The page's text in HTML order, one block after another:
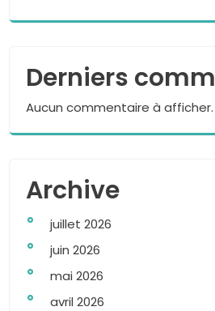
Derniers
Aucun commentaire à afficher.
Archive
juillet 2026
juin 2026
mai 2026
avril 2026